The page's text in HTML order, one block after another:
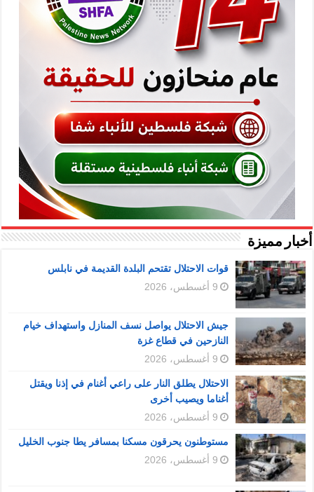
أخبار مميزة
قوات الاحتلال تقتحم البلدة القديمة في نابلس
9 أغسطس، 2026
جيش الاحتلال يواصل نسف المنازل واستهداف خيام
النازحين في قطاع غزة
9 أغسطس، 2026
الاحتلال يطلق النار على راعي أغنام في إذنا ويقتل
أغناما ويصيب أخرى
9 أغسطس، 2026
مستوطنون يحرقون مسكنا بمسافر يطا جنوب الخليل
9 أغسطس، 2026